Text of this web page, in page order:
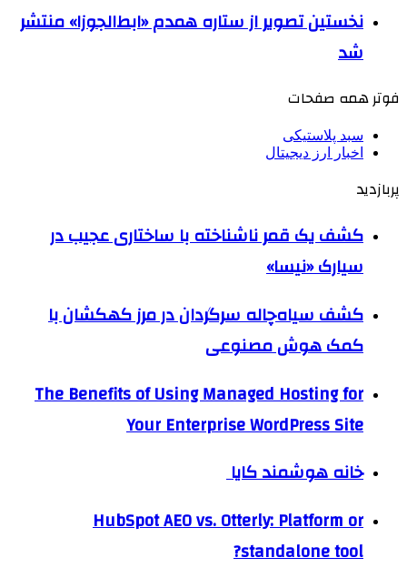
نخستین تصویر از ستاره همدم «ابط‌الجوزا» منتشر
شد
فوتر همه صفحات
سبد پلاستیکی
اخبار ارز دیجیتال
پربازدید
کشف یک قمر ناشناخته با ساختاری عجیب در
سیارک «نیسا»
کشف سیاه‌چاله سرگردان در مرز کهکشان با
کمک هوش مصنوعی
The Benefits of Using Managed Hosting for
Your Enterprise WordPress Site
خانه هوشمند کایا
HubSpot AEO vs. Otterly: Platform or
standalone tool?